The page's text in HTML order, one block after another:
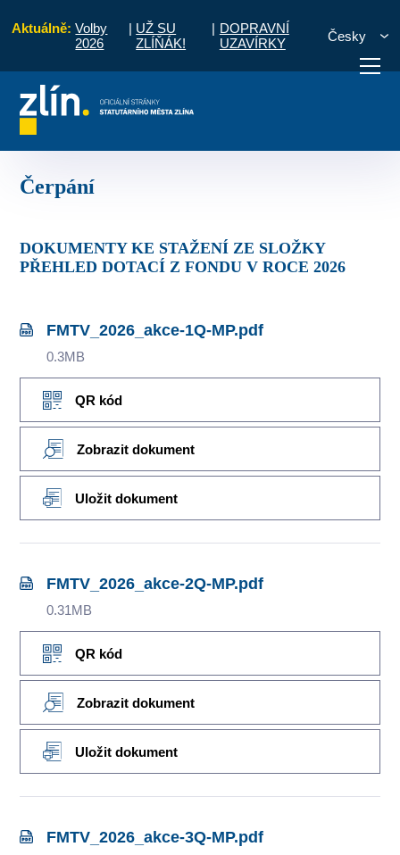
Aktuálně: Volby
2026
| UŽ SU
ZLÍŇÁK!
| DOPRAVNÍ
UZAVÍRKY
Česky
vyřídit
Čerpání
DOKUMENTY KE STAŽENÍ ZE SLOŽKY
PŘEHLED DOTACÍ Z FONDU V ROCE 2026
FMTV_2026_akce-1Q-MP.pdf
0.3MB
QR kód
Zobrazit dokument
Uložit dokument
FMTV_2026_akce-2Q-MP.pdf
0.31MB
QR kód
Zobrazit dokument
Uložit dokument
FMTV_2026_akce-3Q-MP.pdf